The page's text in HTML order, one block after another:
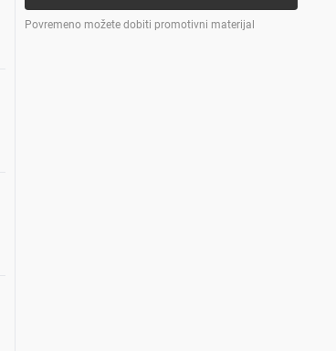
Povremeno možete dobiti promotivni materijal